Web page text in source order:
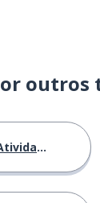
divorciados
(um relacionamento)
outros